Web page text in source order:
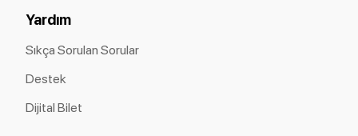
Yardım
Sıkça Sorulan Sorular
Destek
Dijital Bilet